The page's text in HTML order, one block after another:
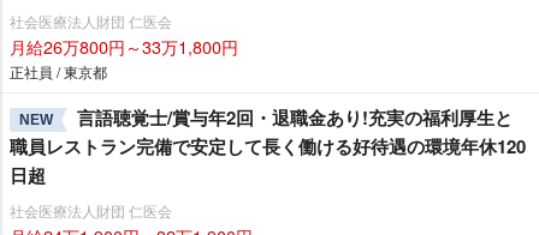
社会医療法人財団 仁医会
月給26万800円～33万1,800円
正社員 / 東京都
NEW
言語聴覚士/賞与年2回・退職金あり!充実の福利厚生と
職員レストラン完備で安定して長く働ける好待遇の環境年休120
日超
社会医療法人財団 仁医会